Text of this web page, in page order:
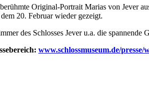
Original-Portrait Marias von Jever
20. Februar wieder gezeigt.
des Schlosses Jever u.a. die spannende
www.schlossmuseum.de/